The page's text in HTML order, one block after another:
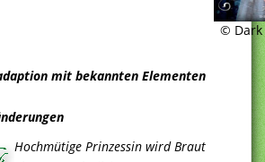
© Dark
mit bekannten Elementen
Hochmütige Prinzessin wird Braut